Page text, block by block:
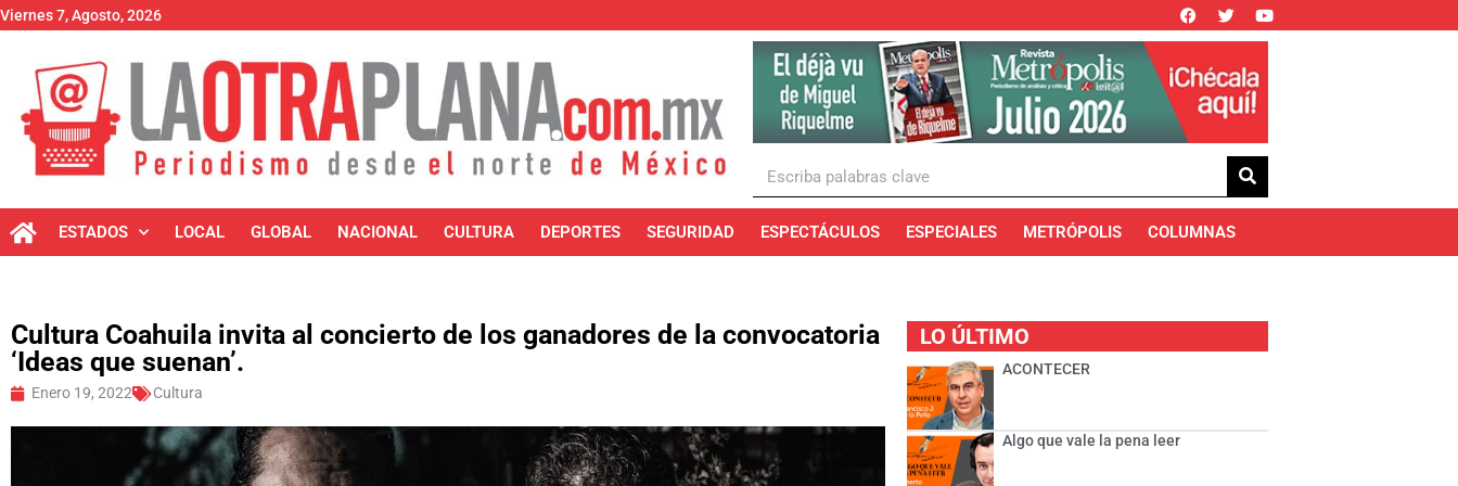
Viernes 7, Agosto, 2026
ESTADOS LOCAL GLOBAL NACIONAL CULTURA DEPORTES SEGURIDAD ESPECTÁCULOS ESPECIALES METRÓPOLIS COLUMNAS
Cultura Coahuila invita al concierto de los ganadores de la convocatoria
‘Ideas que suenan’.
Enero 19, 2022 Cultura
LO ÚLTIMO
ACONTECER
Algo que vale la pena leer